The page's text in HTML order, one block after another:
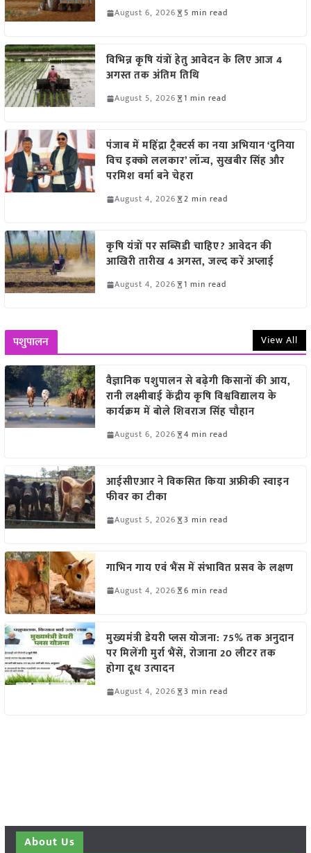
August 6, 2026 5 min read
विभिन्न कृषि यंत्रों हेतु आवेदन के लिए आज 4
अगस्त तक अंतिम तिथि
August 5, 2026 1 min read
पंजाब में महिंद्रा ट्रैक्टर्स का नया अभियान ‘दुनिया
विच इक्को ललकार’ लॉन्च, सुखबीर सिंह और
परमिश वर्मा बने चेहरा
August 4, 2026 2 min read
कृषि यंत्रों पर सब्सिडी चाहिए? आवेदन की
आखिरी तारीख 4 अगस्त, जल्द करें अप्लाई
August 4, 2026 1 min read
पशुपालन View All
वैज्ञानिक पशुपालन से बढ़ेगी किसानों की आय,
रानी लक्ष्मीबाई केंद्रीय कृषि विश्वविद्यालय के
कार्यक्रम में बोले शिवराज सिंह चौहान
August 6, 2026 4 min read
आईसीएआर ने विकसित किया अफ्रीकी स्वाइन
फीवर का टीका
August 5, 2026 3 min read
गाभिन गाय एवं भैंस में संभावित प्रसव के लक्षण
August 4, 2026 6 min read
मुख्यमंत्री डेयरी प्लस योजना: 75% तक अनुदान
पर मिलेंगी मुर्रा भैंसें, रोजाना 20 लीटर तक
होगा दूध उत्पादन
August 4, 2026 3 min read
About Us